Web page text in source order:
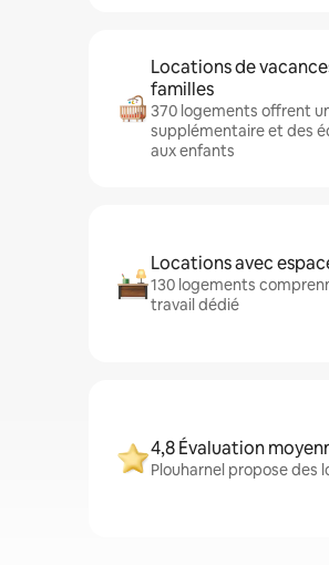
Locations de
familles
370 logements offrent
supplémentaire et des
aux enfants
Locations avec
130 logements
travail dédié
4,8 Évaluation
Plouharnel propose des